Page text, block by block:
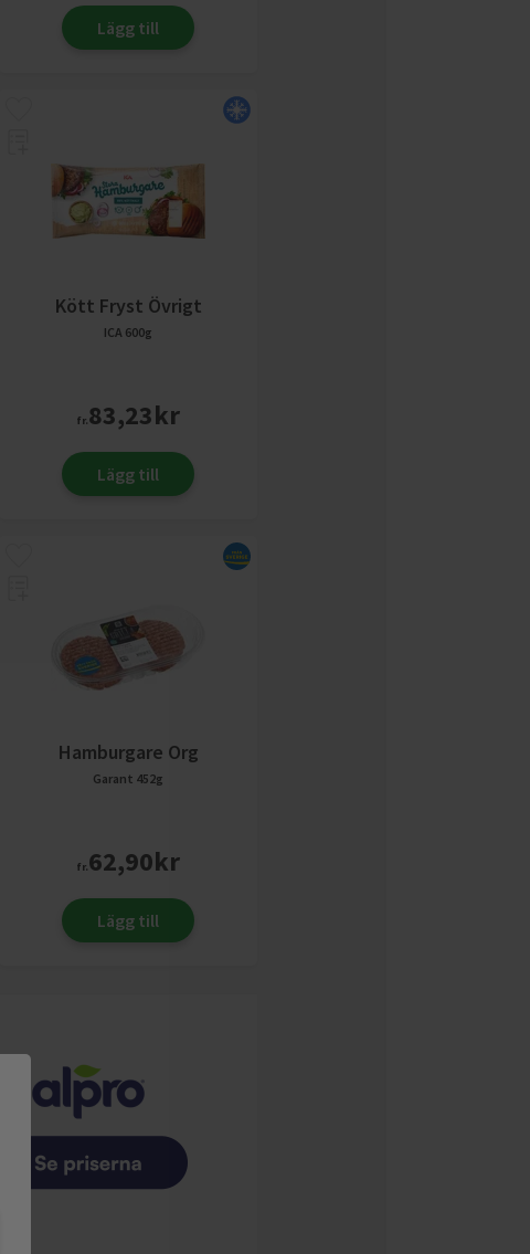
Lägg till
Kött Fryst Övrigt
ICA 600g
fr.83,23kr
Lägg till
Hamburgare Org
Garant 452g
fr.62,90kr
Lägg till